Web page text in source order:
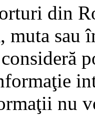
din
muta sau
nu